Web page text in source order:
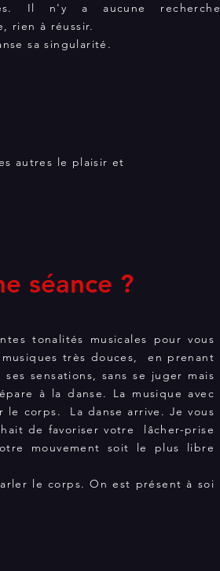
Il n'y a aucune recherche
rien à réussir.
sa singularité.
autres le plaisir et
séance ?
tonalités musicales pour vous
très douces, en prenant
sensations, sans se juger mais
à la danse. La musique avec
le corps. La danse arrive. Je vous
de favoriser votre lâcher-prise
mouvement soit le plus libre
le corps. On est présent à soi